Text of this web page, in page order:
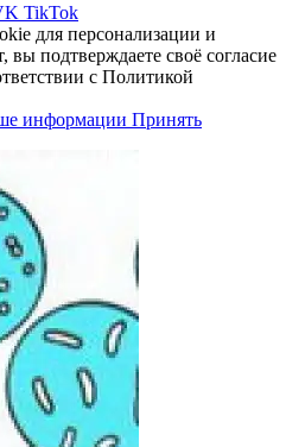
TikTok
для персонализации и
вы подтверждаете своё согласие
с Политикой
информации Принять